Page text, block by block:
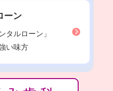
ーン
タルローン」
い味方